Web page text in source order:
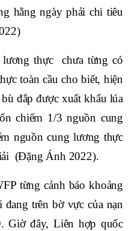
hằng ngày phải chi tiêu
lương thực chưa từng có
toàn cầu cho biết, hiện
đắp được xuất khẩu lúa
chiếm 1/3 nguồn cung
nguồn cung lương thực
(Đặng Ánh 2022).
từng cảnh báo khoảng
trên bờ vực của nạn
Giờ đây, Liên hợp quốc